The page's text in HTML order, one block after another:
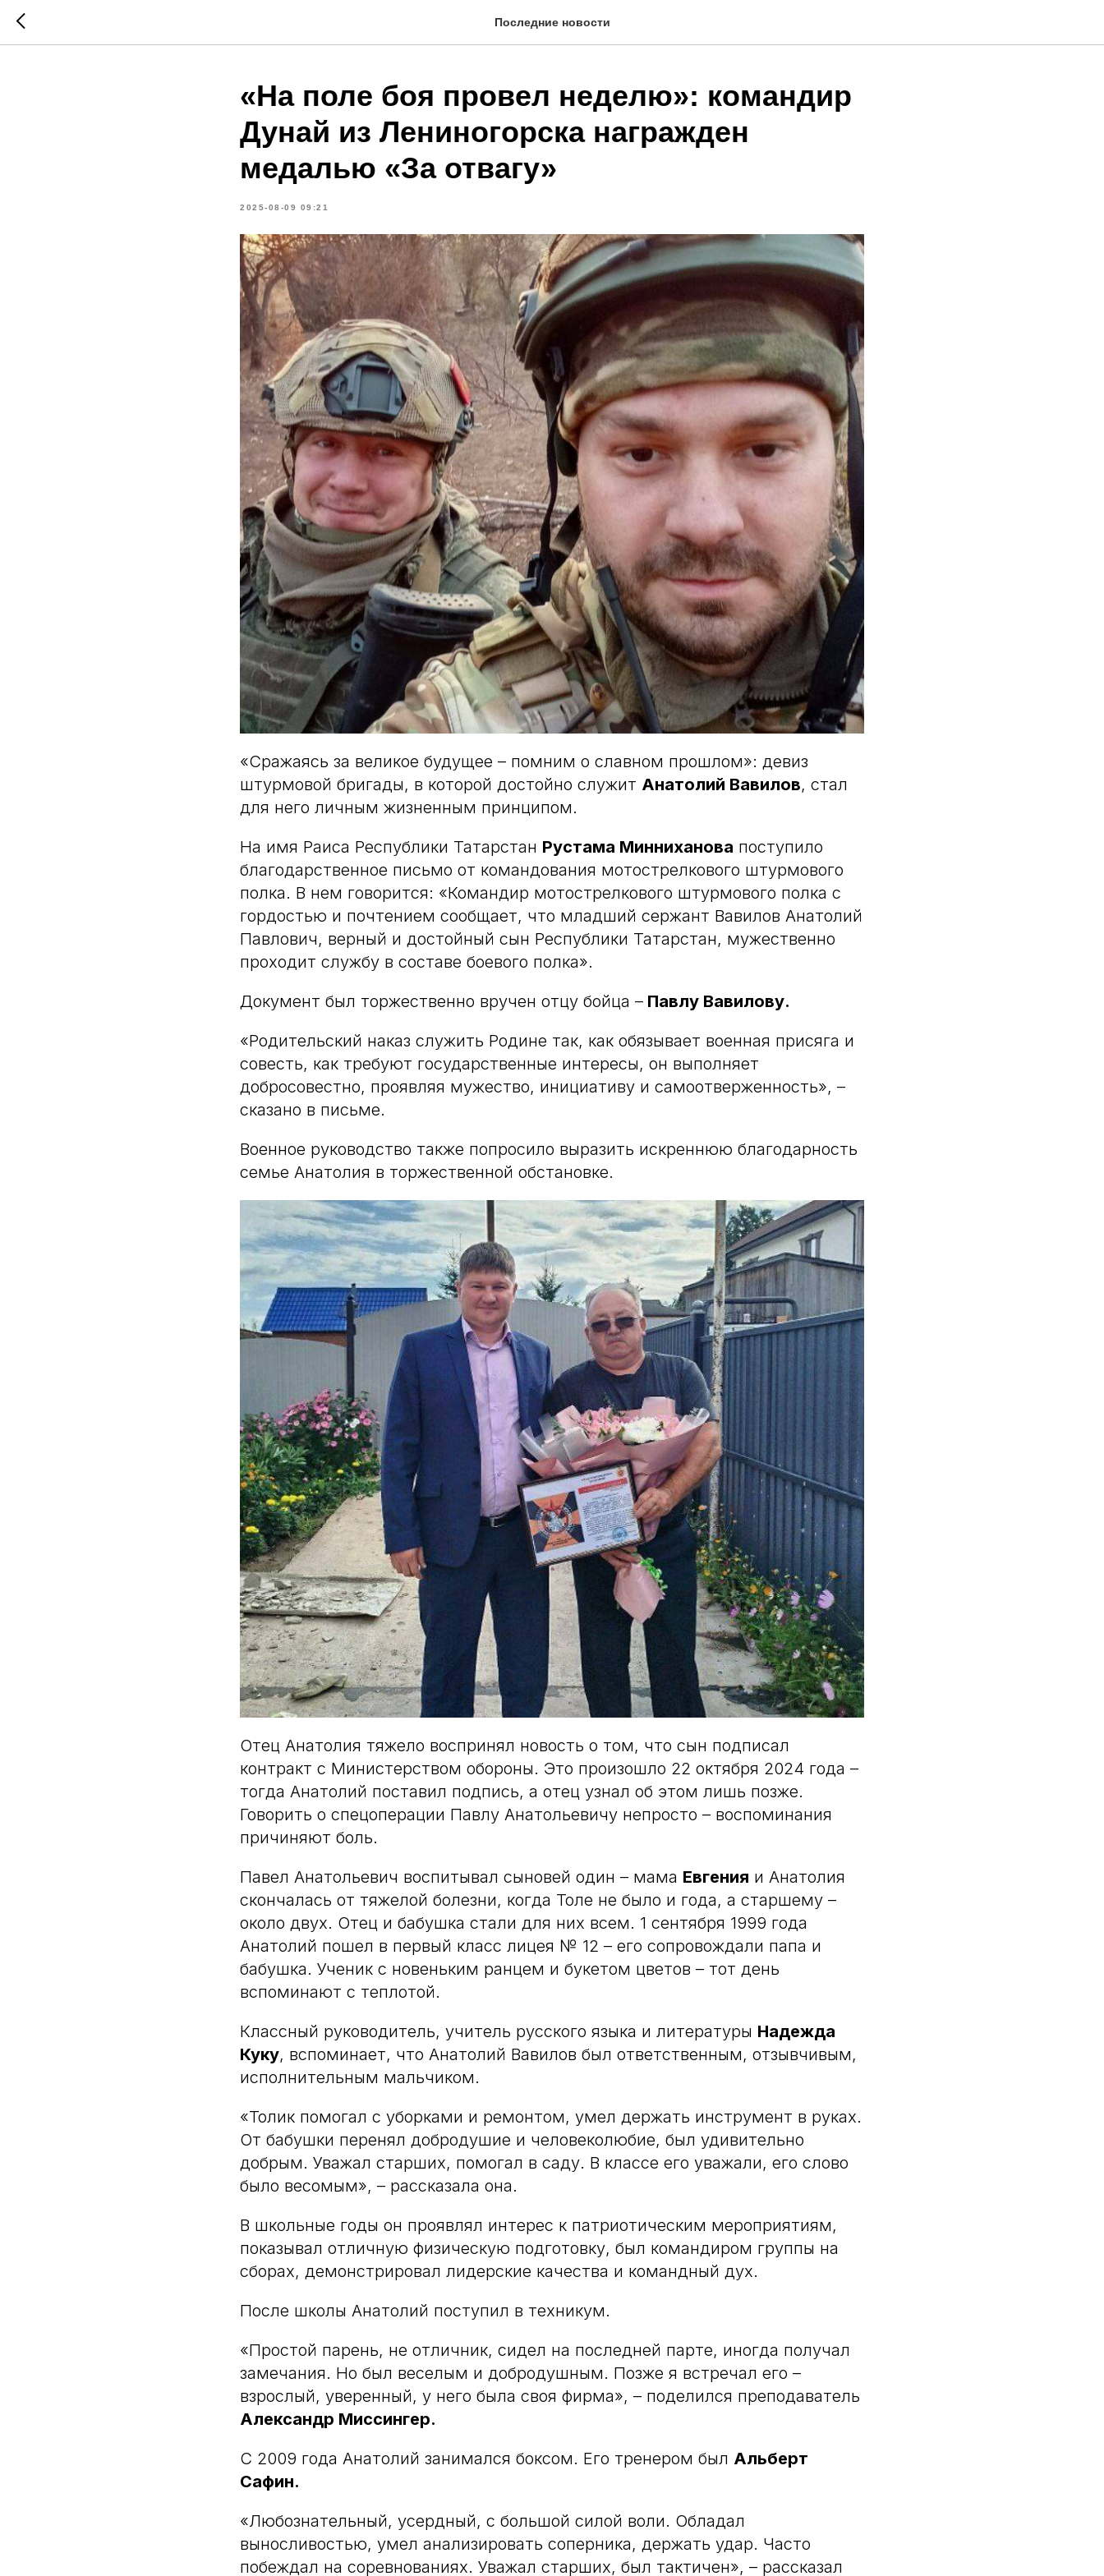
Последние новости
«На поле боя провел неделю»: командир
Дунай из Лениногорска награжден
медалью «За отвагу»
2025-08-09 09:21
«Сражаясь за великое будущее – помним о славном прошлом»: девиз
штурмовой бригады, в которой достойно служит Анатолий Вавилов, стал
для него личным жизненным принципом.
На имя Раиса Республики Татарстан Рустама Минниханова поступило
благодарственное письмо от командования мотострелкового штурмового
полка. В нем говорится: «Командир мотострелкового штурмового полка с
гордостью и почтением сообщает, что младший сержант Вавилов Анатолий
Павлович, верный и достойный сын Республики Татарстан, мужественно
проходит службу в составе боевого полка».
Документ был торжественно вручен отцу бойца – Павлу Вавилову.
«Родительский наказ служить Родине так, как обязывает военная присяга и
совесть, как требуют государственные интересы, он выполняет
добросовестно, проявляя мужество, инициативу и самоотверженность», –
сказано в письме.
Военное руководство также попросило выразить искреннюю благодарность
семье Анатолия в торжественной обстановке.
Отец Анатолия тяжело воспринял новость о том, что сын подписал
контракт с Министерством обороны. Это произошло 22 октября 2024 года –
тогда Анатолий поставил подпись, а отец узнал об этом лишь позже.
Говорить о спецоперации Павлу Анатольевичу непросто – воспоминания
причиняют боль.
Павел Анатольевич воспитывал сыновей один – мама Евгения и Анатолия
скончалась от тяжелой болезни, когда Толе не было и года, а старшему –
около двух. Отец и бабушка стали для них всем. 1 сентября 1999 года
Анатолий пошел в первый класс лицея № 12 – его сопровождали папа и
бабушка. Ученик с новеньким ранцем и букетом цветов – тот день
вспоминают с теплотой.
Классный руководитель, учитель русского языка и литературы Надежда
Куку, вспоминает, что Анатолий Вавилов был ответственным, отзывчивым,
исполнительным мальчиком.
«Толик помогал с уборками и ремонтом, умел держать инструмент в руках.
От бабушки перенял добродушие и человеколюбие, был удивительно
добрым. Уважал старших, помогал в саду. В классе его уважали, его слово
было весомым», – рассказала она.
В школьные годы он проявлял интерес к патриотическим мероприятиям,
показывал отличную физическую подготовку, был командиром группы на
сборах, демонстрировал лидерские качества и командный дух.
После школы Анатолий поступил в техникум.
«Простой парень, не отличник, сидел на последней парте, иногда получал
замечания. Но был веселым и добродушным. Позже я встречал его –
взрослый, уверенный, у него была своя фирма», – поделился преподаватель
Александр Миссингер.
С 2009 года Анатолий занимался боксом. Его тренером был Альберт
Сафин.
«Любознательный, усердный, с большой силой воли. Обладал
выносливостью, умел анализировать соперника, держать удар. Часто
побеждал на соревнованиях. Уважал старших, был тактичен», – рассказал